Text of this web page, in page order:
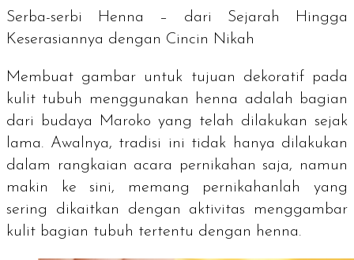
Serba-serbi Henna – dari Sejarah Hingga
Keserasiannya dengan Cincin Nikah
Membuat gambar untuk tujuan dekoratif pada
kulit tubuh menggunakan henna adalah bagian
dari budaya Maroko yang telah dilakukan sejak
lama. Awalnya, tradisi ini tidak hanya dilakukan
dalam rangkaian acara pernikahan saja, namun
makin ke sini, memang pernikahanlah yang
sering dikaitkan dengan aktivitas menggambar
kulit bagian tubuh tertentu dengan henna.